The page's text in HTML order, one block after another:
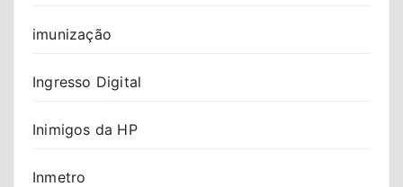
imunização
Ingresso Digital
Inimigos da HP
Inmetro